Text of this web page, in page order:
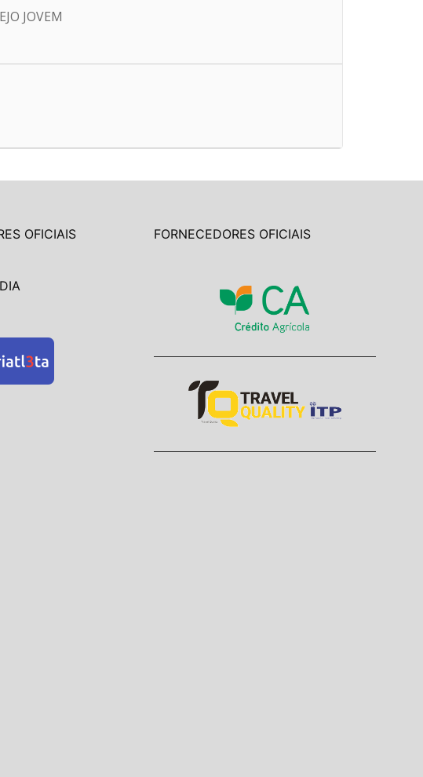
JOVEM
OFICIAIS FORNECEDORES OFICIAIS